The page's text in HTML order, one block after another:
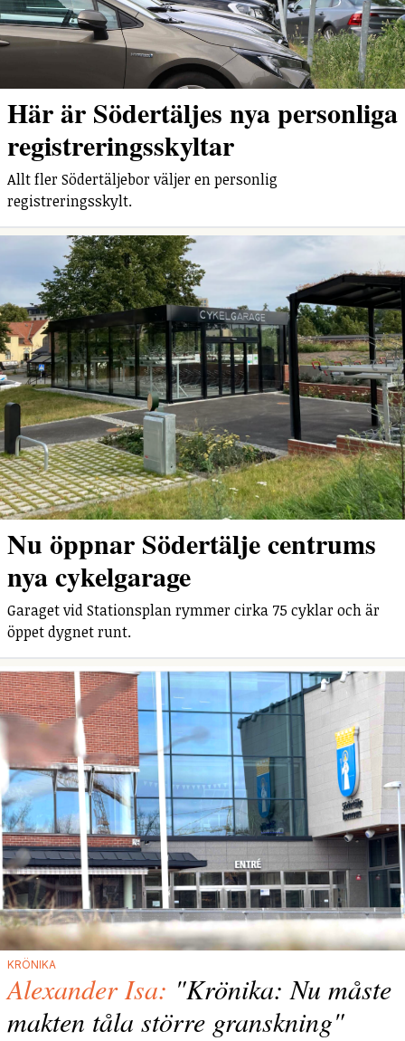
Här är Södertäljes nya personliga
registreringsskyltar
Allt fler Södertäljebor väljer en personlig
registreringsskylt.
Nu öppnar Södertälje centrums
nya cykelgarage
Garaget vid Stationsplan rymmer cirka 75 cyklar och är
öppet dygnet runt.
KRÖNIKA
Alexander Isa: "Krönika: Nu måste
makten tåla större granskning"